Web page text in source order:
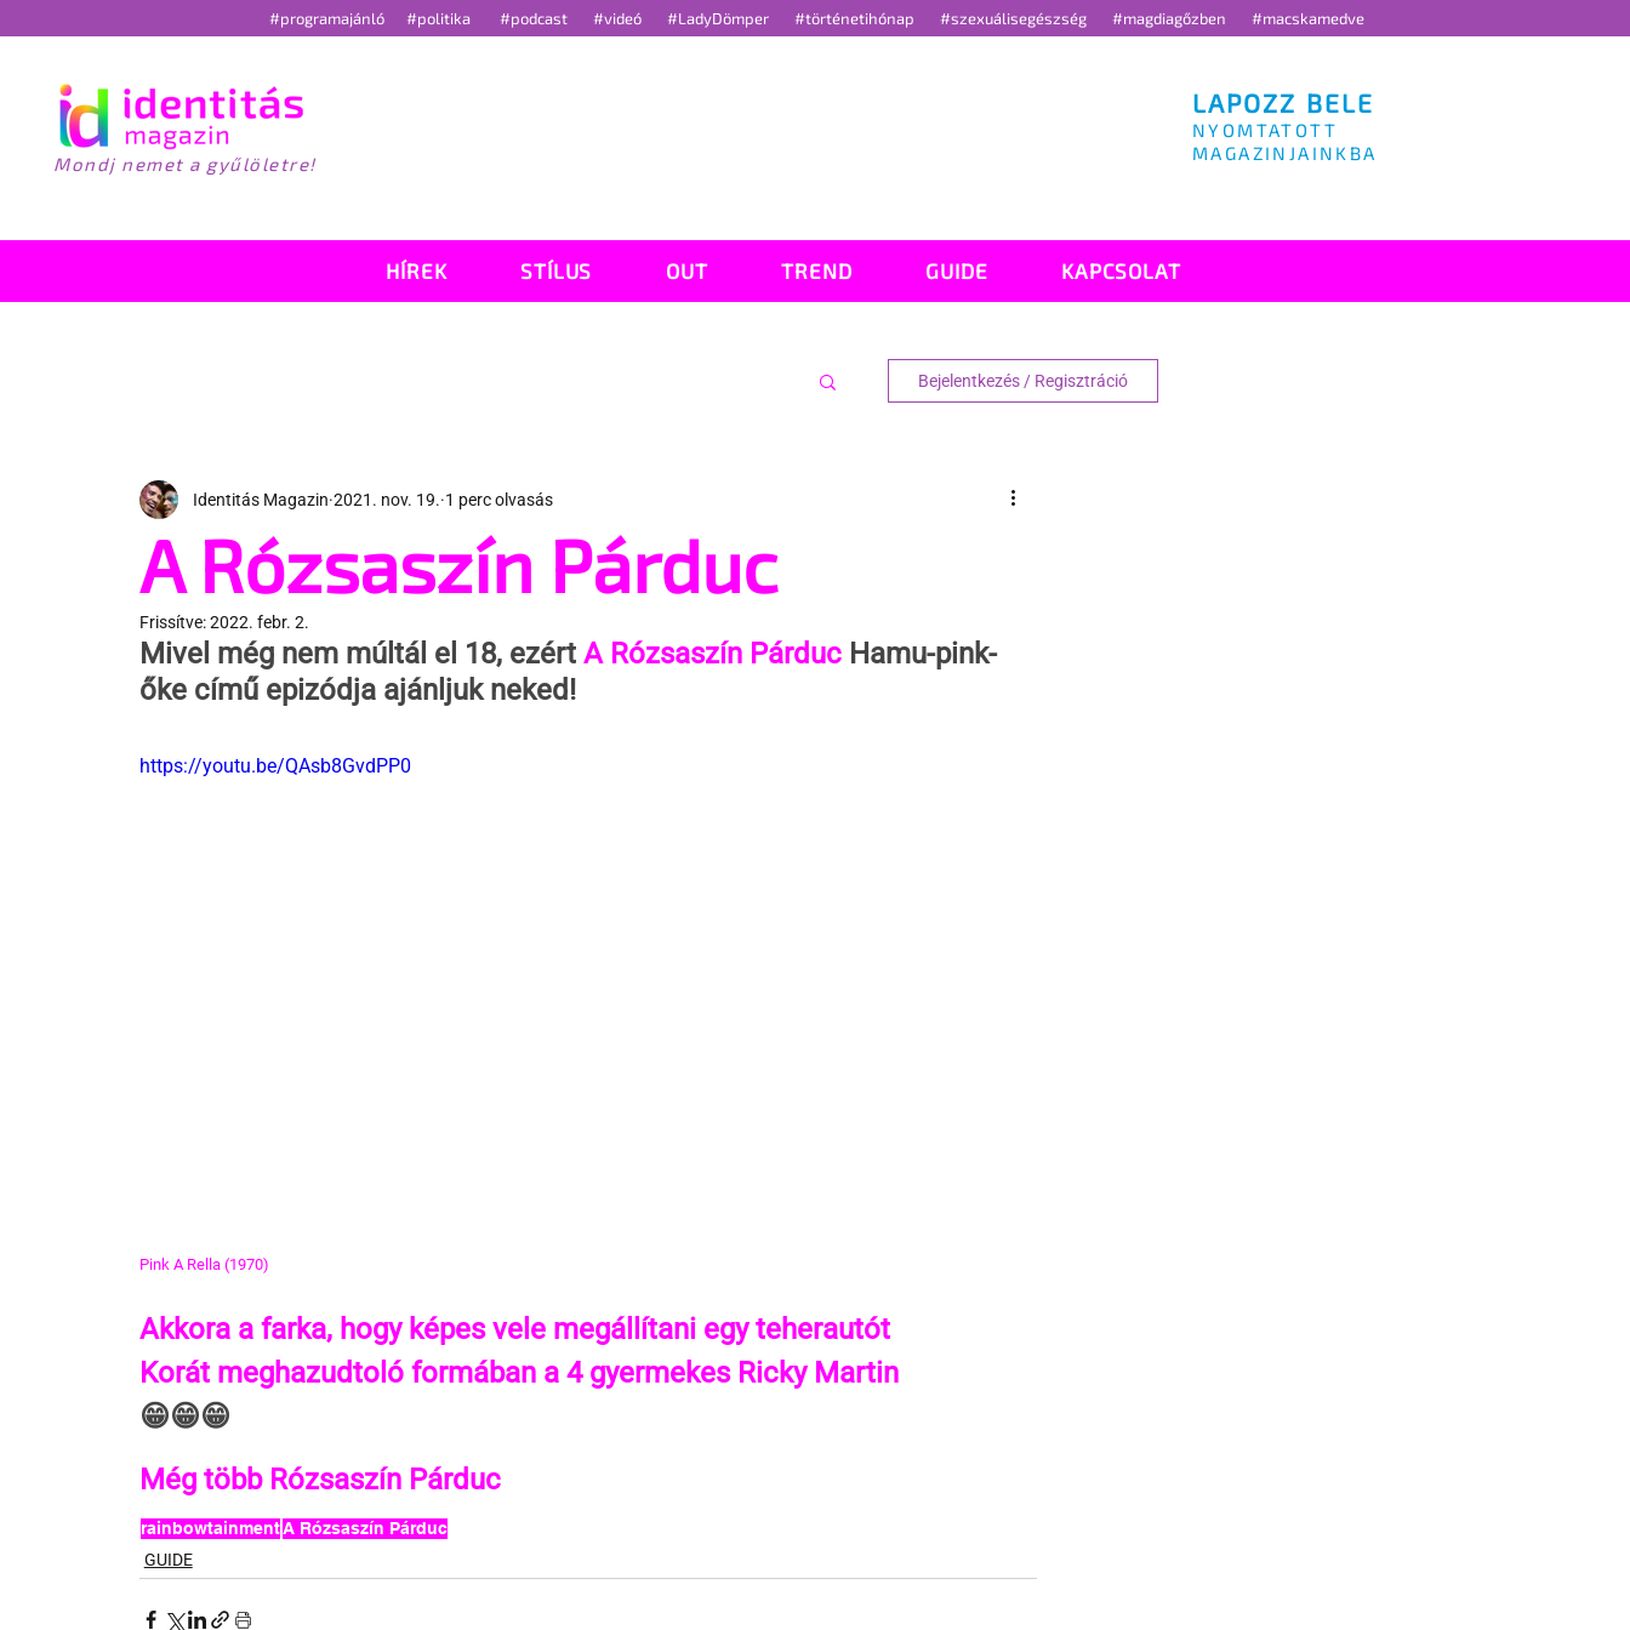
#programajánló #politika #podcast #videó #LadyDömper #történetihónap #szexuálisegészség #magdiagőzben #macskamedve
Mondj nemet a gyűlöletre!
LAPOZZ BELE
NYOMTATOTT
MAGAZINJAINKBA
HÍREK STÍLUS OUT TREND GUIDE KAPCSOLAT
Bejelentkezés / Regisztráció
A Rózsaszín Párduc
Identitás Magazin 2021. nov. 19. 1 perc olvasás
Frissítve:2022. febr. 2.
Mivel még nem múltál el 18, ezért A Rózsaszín Párduc Hamu-pink-
őke című epizódja ajánljuk neked!
https://youtu.be/QAsb8GvdPP0
Pink A Rella (1970)
Akkora a farka, hogy képes vele megállítani egy teherautót
Korát meghazudtoló formában a 4 gyermekes Ricky Martin
😁😁😁
Még több Rózsaszín Párduc
rainbowtainmentA Rózsaszín Párduc
GUIDE